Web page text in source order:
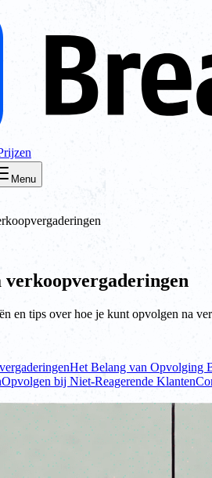
Menu
verkoopvergaderingen
en tips over hoe je kunt opvolgen na
Het Belang van Opvolging
Opvolgen bij Niet-Reagerende Klanten